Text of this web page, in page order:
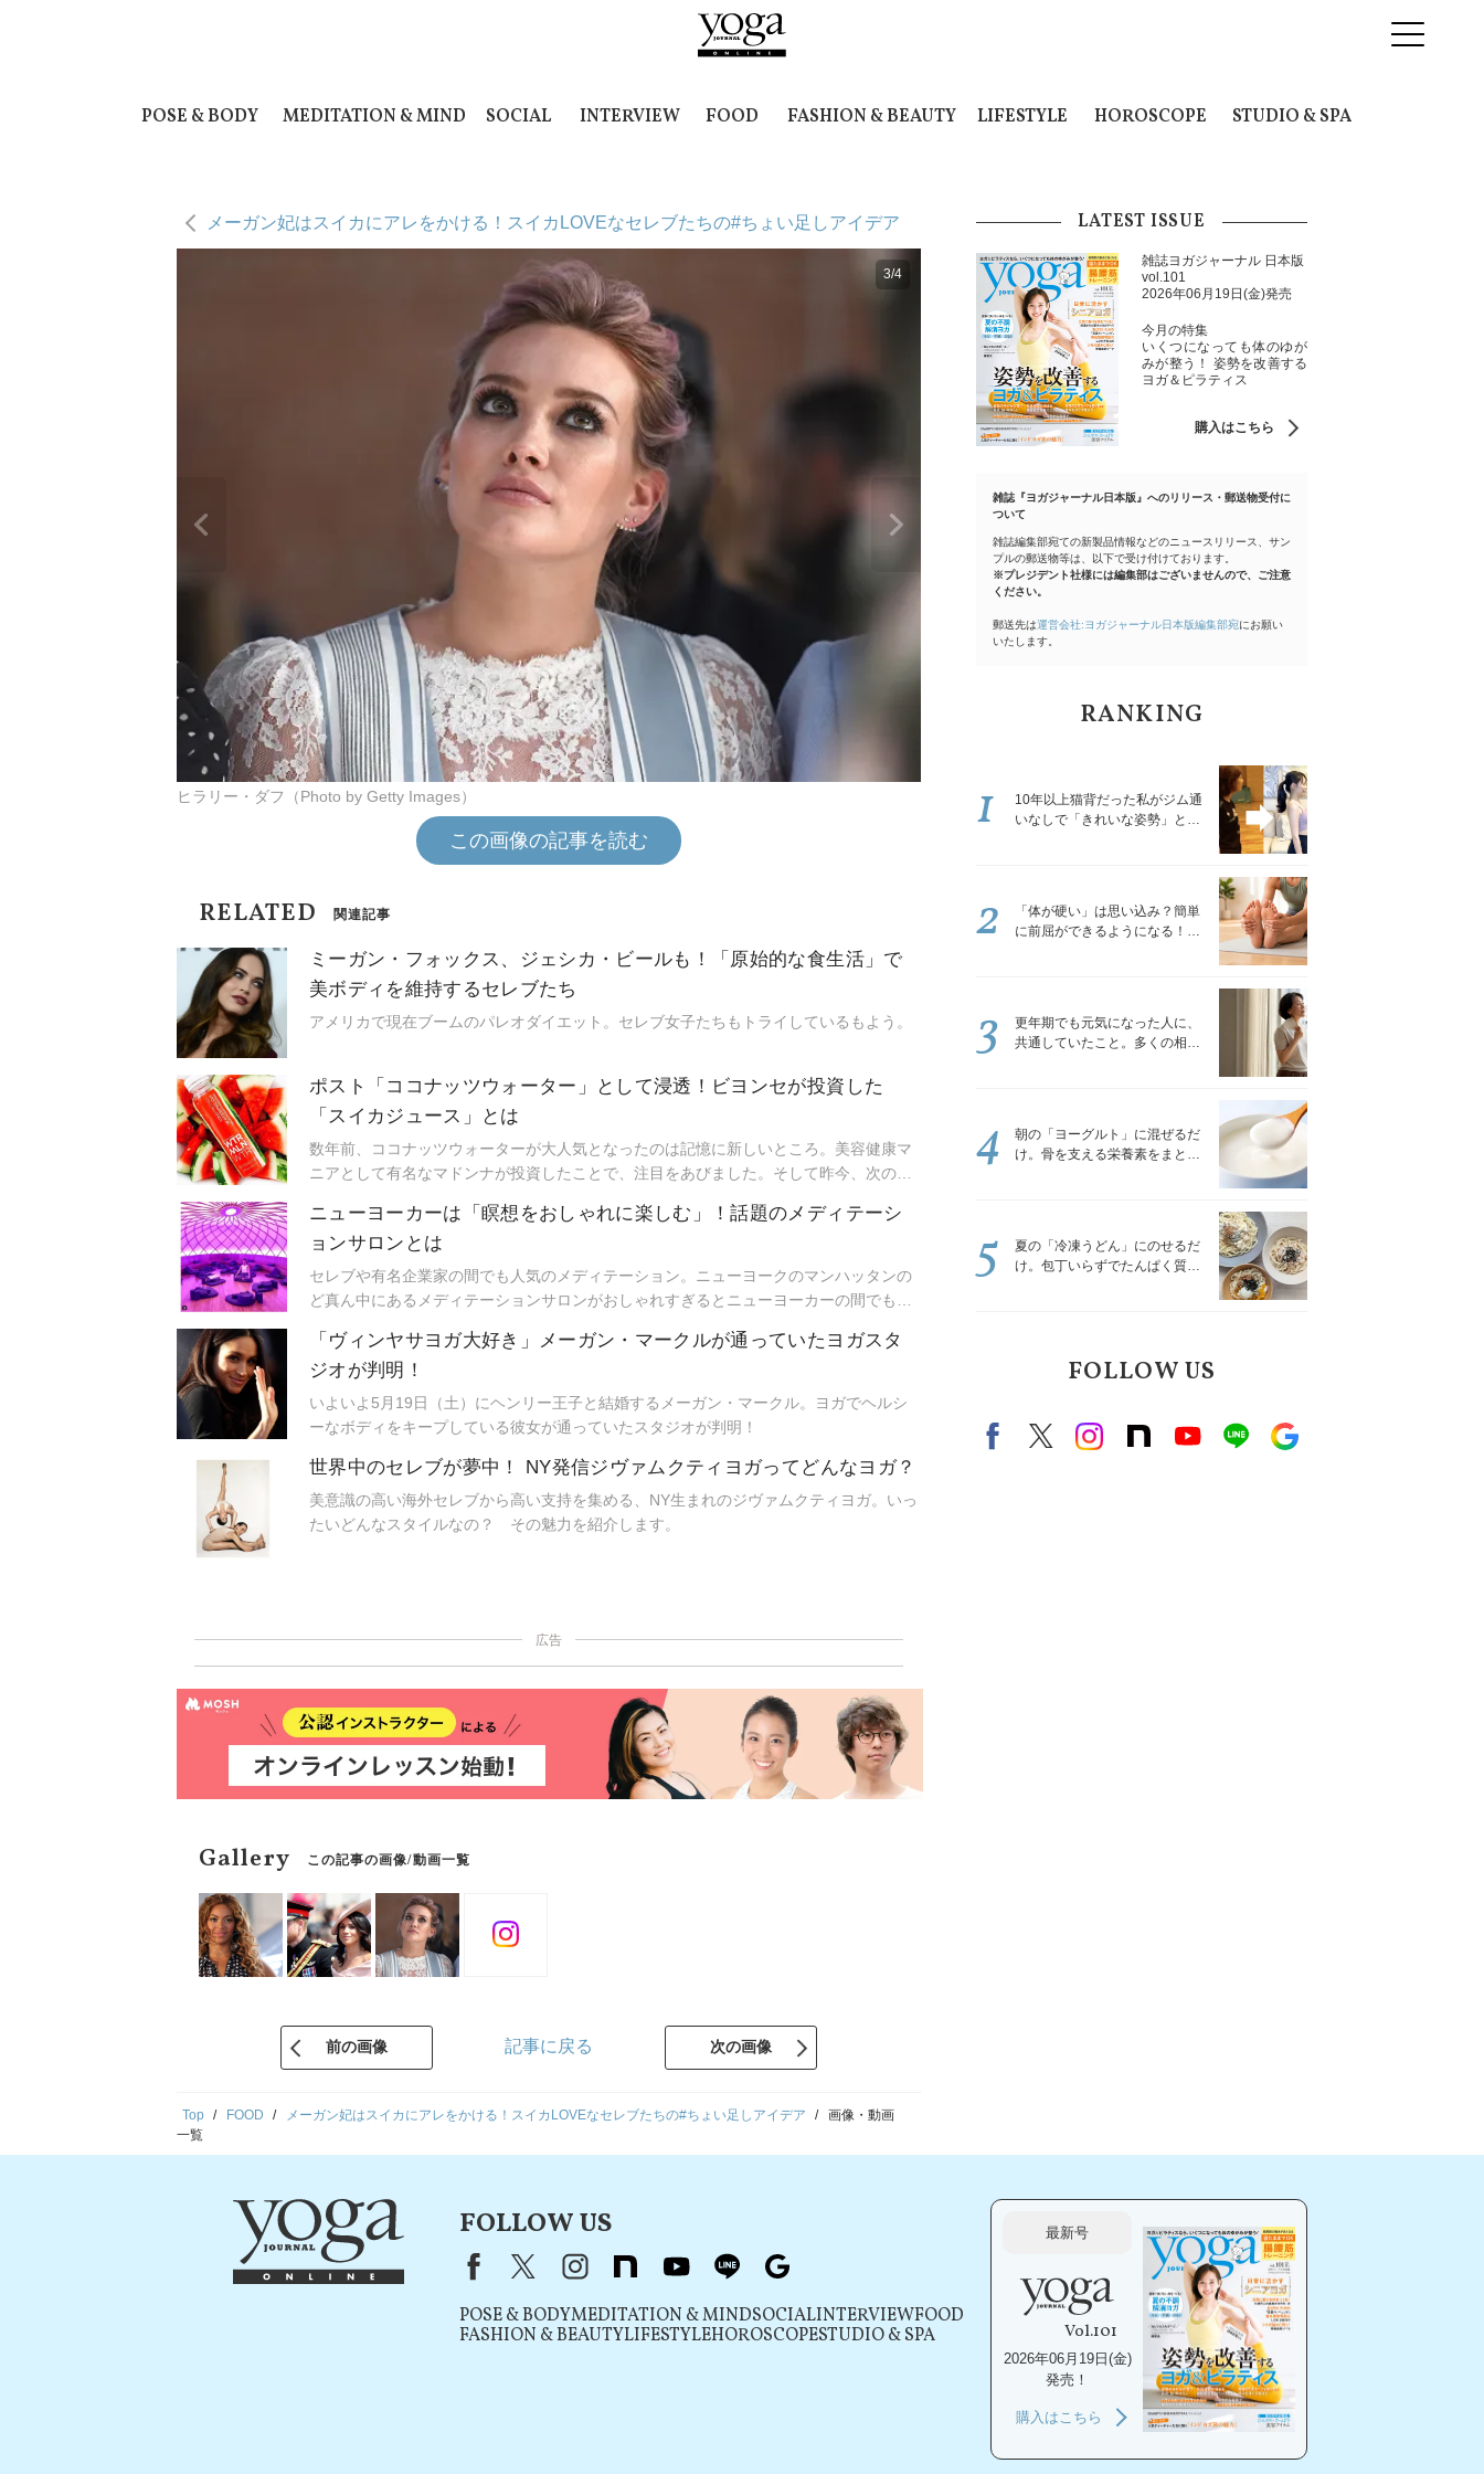
POSE & BODY MEDITATION & MIND SOCIAL INTERVIEW FOOD FASHION & BEAUTY LIFESTYLE HOROSCOPE STUDIO & SPA
メーガン妃はスイカにアレをかける！スイカLOVEなセレブたちの#ちょい足しアイデア
3/4
ヒラリー・ダフ（Photo by Getty Images）
この画像の記事を読む
RELATED 関連記事
ミーガン・フォックス、ジェシカ・ビールも！「原始的な食生活」で
美ボディを維持するセレブたち
アメリカで現在ブームのパレオダイエット。セレブ女子たちもトライしているもよう。
ポスト「ココナッツウォーター」として浸透！ビヨンセが投資した
「スイカジュース」とは
数年前、ココナッツウォーターが大人気となったのは記憶に新しいところ。美容健康マ
ニアとして有名なマドンナが投資したことで、注目をあびました。そして昨今、次の
スの「スイカジュース」なんです！
ニューヨーカーは「瞑想をおしゃれに楽しむ」！話題のメディテーシ
ョンサロンとは
セレブや有名企業家の間でも人気のメディテーション。ニューヨークのマンハッタンの
ど真ん中にあるメディテーションサロンがおしゃれすぎるとニューヨーカーの間でも話
「ヴィンヤサヨガ大好き」メーガン・マークルが通っていたヨガスタ
ジオが判明！
いよいよ5月19日（土）にヘンリー王子と結婚するメーガン・マークル。ヨガでヘルシ
ーなボディをキープしている彼女が通っていたスタジオが判明！
世界中のセレブが夢中！ NY発信ジヴァムクティヨガってどんなヨガ？
美意識の高い海外セレブから高い支持を集める、NY生まれのジヴァムクティヨガ。いっ
たいどんなスタイルなの？ その魅力を紹介します。
広告
Gallery この記事の画像/動画一覧
前の画像 記事に戻る 次の画像
Top FOOD メーガン妃はスイカにアレをかける！スイカLOVEなセレブたちの#ちょい足しアイデア
画像・動画
一覧
LATEST ISSUE
雑誌ヨガジャーナル 日本版
vol.101
2026年06月19日(金)発売
今月の特集
いくつになっても体のゆが
みが整う！ 姿勢を改善する
ヨガ＆ピラティス
購入はこちら
雑誌『ヨガジャーナル日本版』へのリリース・郵送物受付に
ついて
雑誌編集部宛ての新製品情報などのニュースリリース、サン
プルの郵送物等は、以下で受け付けております。
※プレジデント社様には編集部はございませんので、ご注意
ください。
郵送先は運営会社:ヨガジャーナル日本版編集部宛にお願い
いたします。
RANKING
10年以上猫背だった私がジム通
いなしで「きれいな姿勢」と褒
1
「体が硬い」は思い込み？簡単
に前屈ができるようになる！腿
2
更年期でも元気になった人に、
共通していたこと。多くの相談
3
朝の「ヨーグルト」に混ぜるだ
け。骨を支える栄養素をまとめ
4
夏の「冷凍うどん」にのせるだ
け。包丁いらずでたんぱく質を
5
FOLLOW US
FacebookX（旧twitter）
instagram
note Youtubeline
FOLLOW US
FacebookX（旧Twitter）
instagram
note youtube line
POSE & BODYMEDITATION & MINDSOCIALINTERVIEWFOOD
FASHION & BEAUTYLIFESTYLEHOROSCOPESTUDIO & SPA
最新号
Vol.101
2026年06月19日(金)
発売！
購入はこちら